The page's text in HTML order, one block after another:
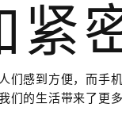
紧
们感到方便，而手
们的生活带来了更